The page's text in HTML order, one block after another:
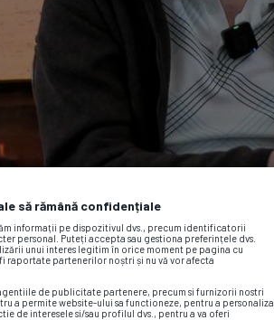
să rămână confidențiale
informații pe dispozitivul dvs., precum identificatorii
personal. Puteți accepta sau gestiona preferințele dvs.
unui interes legitim în orice moment pe pagina cu
partenerilor noștri și nu vă vor afecta
de publicitate partenere, precum si furnizorii nostri
a permite website-ului sa functioneze, pentru a personaliza
de interesele si/sau profilul dvs., pentru a va oferi